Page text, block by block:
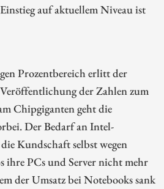
auf aktuellem Niveau ist
Prozentbereich erlitt der
der Zahlen zum
Chipgiganten geht die
Der Bedarf an Intel-
Kundschaft selbst wegen
ihre PCs und Server nicht mehr
der Umsatz bei Notebooks sank